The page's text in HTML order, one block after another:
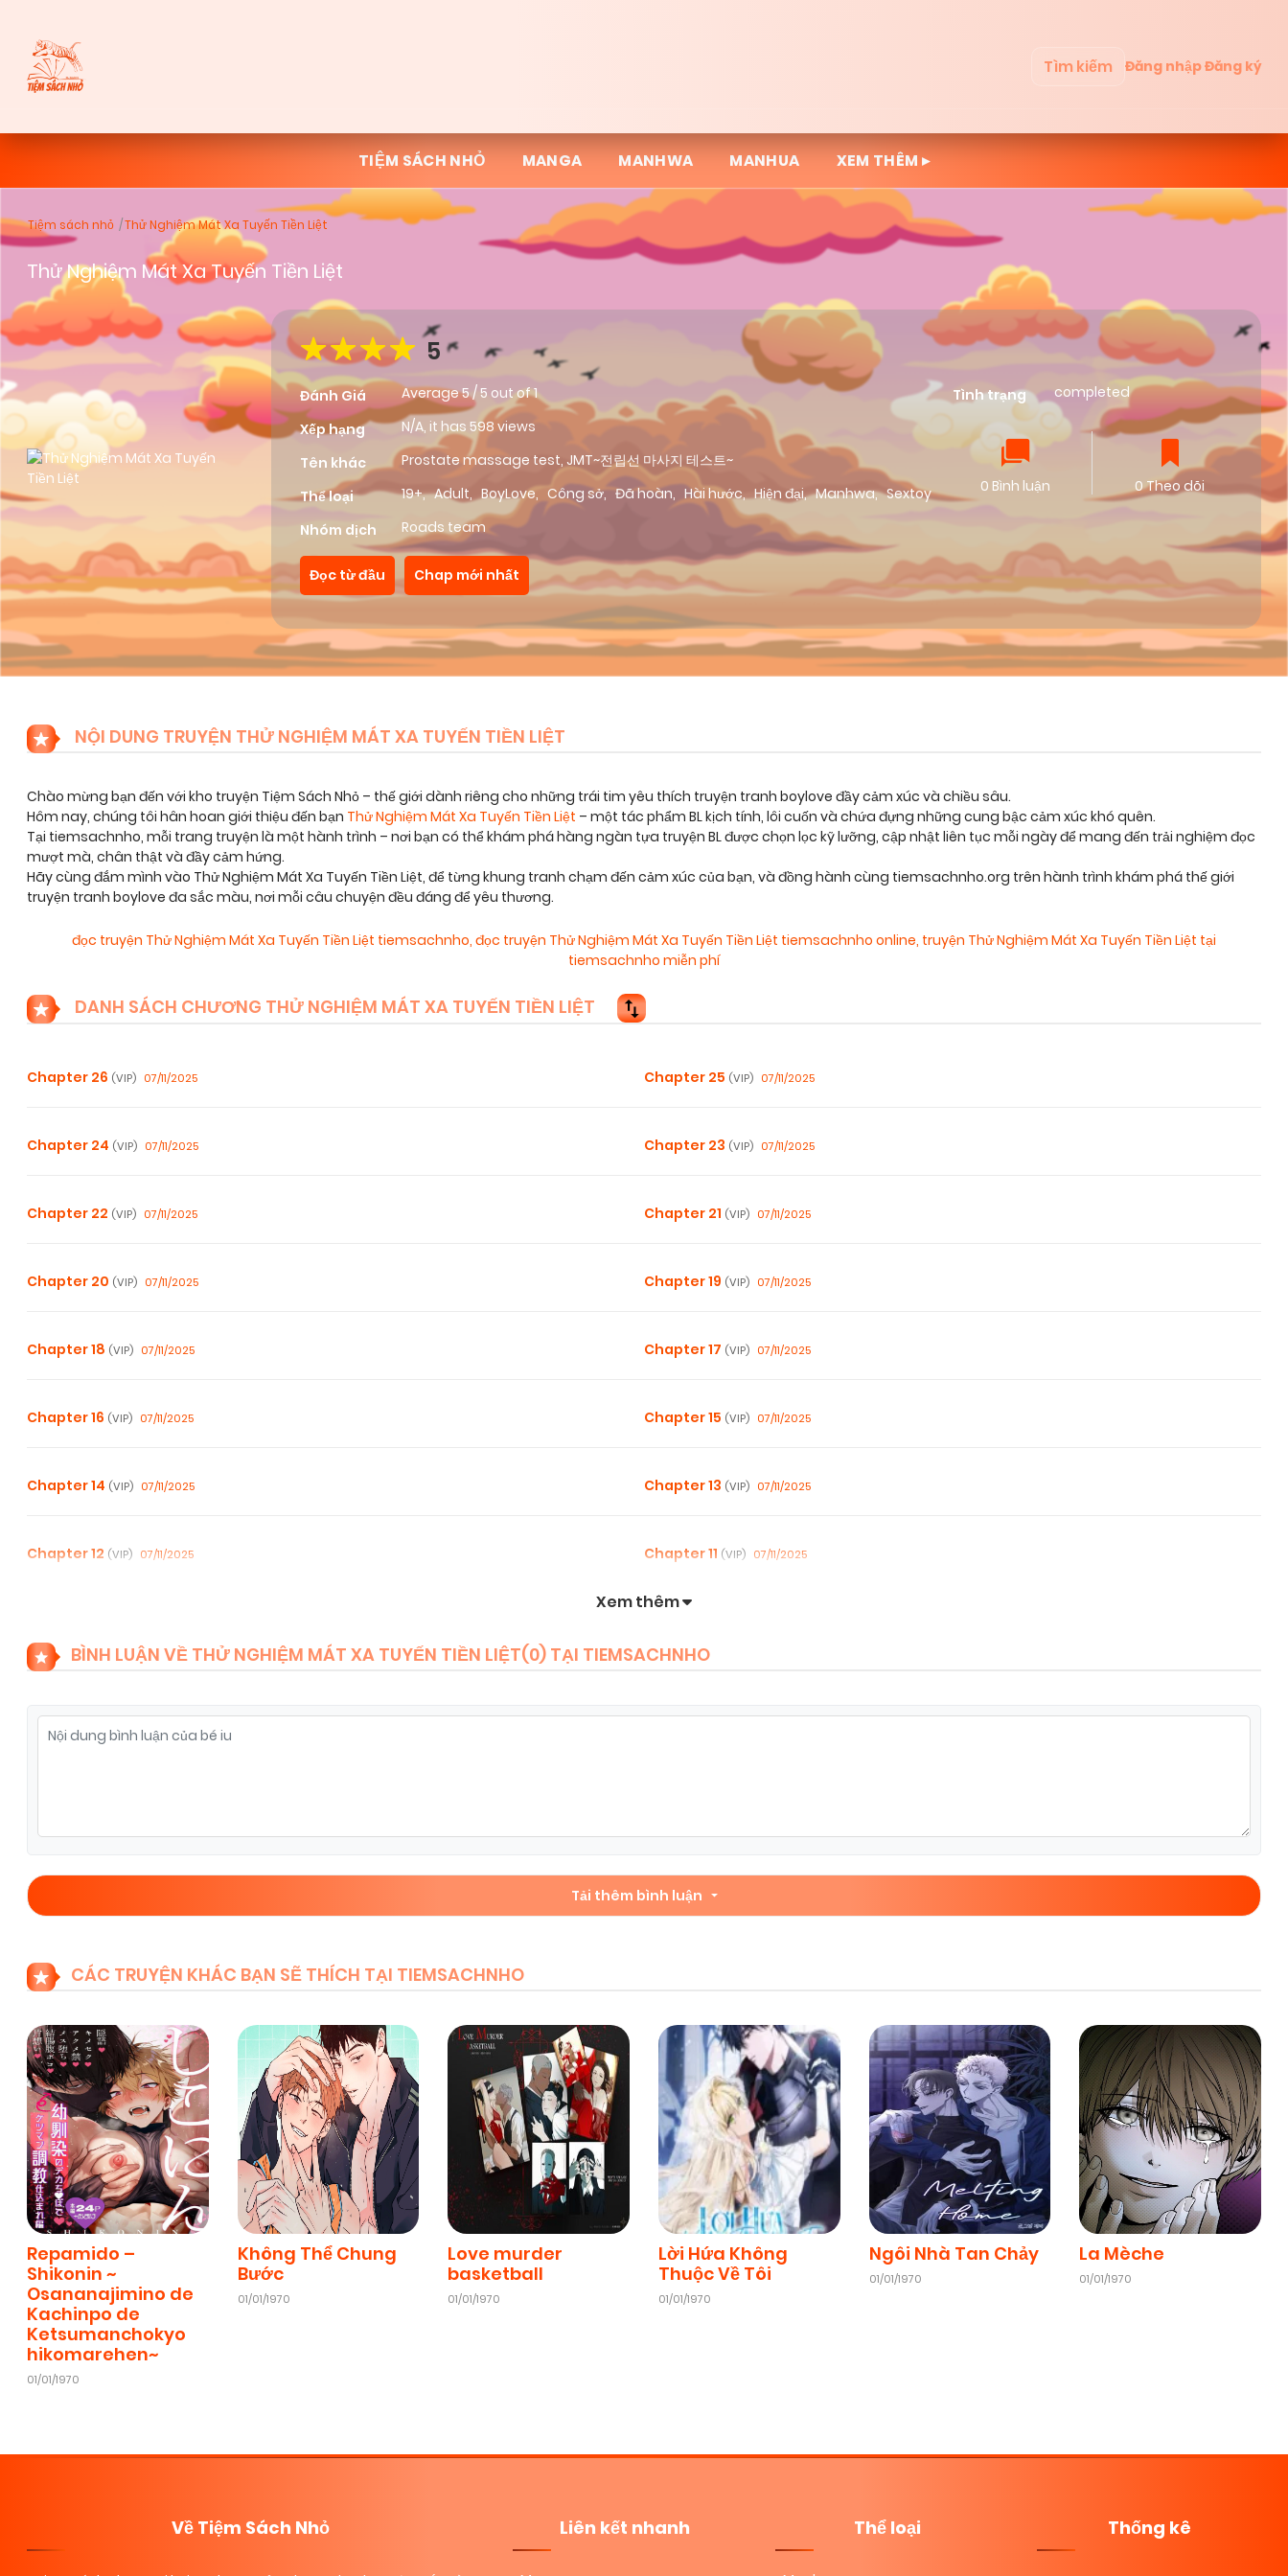
Tìm kiếm Đăng nhậpĐăng ký
TIỆM SÁCH NHỎ MANGA MANHWA MANHUA XEM THÊM ▸
Tiệm sách nhỏ Thử Nghiệm Mát Xa Tuyến Tiền Liệt
Thử Nghiệm Mát Xa Tuyến Tiền Liệt
5
Đánh Giá Average5/5 out of1
Xếp hạng
N/A, it has 598 views
Tên khác
Prostate massage test, JMT~전립선 마사지 테스트~
Thể loại
19+, Adult, BoyLove, Công sở, Đã hoàn, Hài hước, Hiện đại, Manhwa, Sextoy
Nhóm dịch
Roads team
Tình trạng completed
0 Bình luận 0 Theo dõi
Đọc từ đầu Chap mới nhất
NỘI DUNG TRUYỆN THỬ NGHIỆM MÁT XA TUYẾN TIỀN LIỆT
Chào mừng bạn đến với kho truyện Tiệm Sách Nhỏ – thế giới dành riêng cho những trái tim yêu thích truyện tranh boylove đầy cảm xúc và chiều sâu.
Hôm nay, chúng tôi hân hoan giới thiệu đến bạn Thử Nghiệm Mát Xa Tuyến Tiền Liệt – một tác phẩm BL kịch tính, lôi cuốn và chứa đựng những cung bậc cảm xúc khó quên.
Tại tiemsachnho, mỗi trang truyện là một hành trình – nơi bạn có thể khám phá hàng ngàn tựa truyện BL được chọn lọc kỹ lưỡng, cập nhật liên tục mỗi ngày để mang đến trải nghiệm đọc
mượt mà, chân thật và đầy cảm hứng.
Hãy cùng đắm mình vào Thử Nghiệm Mát Xa Tuyến Tiền Liệt, để từng khung tranh chạm đến cảm xúc của bạn, và đồng hành cùng tiemsachnho.org trên hành trình khám phá thế giới
truyện tranh boylove đa sắc màu, nơi mỗi câu chuyện đều đáng để yêu thương.
đọc truyện Thử Nghiệm Mát Xa Tuyến Tiền Liệt tiemsachnho, đọc truyện Thử Nghiệm Mát Xa Tuyến Tiền Liệt tiemsachnho online, truyện Thử Nghiệm Mát Xa Tuyến Tiền Liệt tại
tiemsachnho miễn phí
DANH SÁCH CHƯƠNG THỬ NGHIỆM MÁT XA TUYẾN TIỀN LIỆT
Chapter 26 (VIP) 07/11/2025 Chapter 25 (VIP) 07/11/2025
Chapter 24 (VIP) 07/11/2025 Chapter 23 (VIP) 07/11/2025
Chapter 22 (VIP) 07/11/2025 Chapter 21 (VIP) 07/11/2025
Chapter 20 (VIP) 07/11/2025 Chapter 19 (VIP) 07/11/2025
Chapter 18 (VIP) 07/11/2025 Chapter 17 (VIP) 07/11/2025
Chapter 16 (VIP) 07/11/2025 Chapter 15 (VIP) 07/11/2025
Chapter 14 (VIP) 07/11/2025 Chapter 13 (VIP) 07/11/2025
Chapter 12 (VIP) 07/11/2025 Chapter 11 (VIP) 07/11/2025
Chapter 2 Chapter 1(VIP)
Xem thêm
BÌNH LUẬN VỀ THỬ NGHIỆM MÁT XA TUYẾN TIỀN LIỆT(0) TẠI TIEMSACHNHO
Tải thêm bình luận
CÁC TRUYỆN KHÁC BẠN SẼ THÍCH TẠI TIEMSACHNHO
Repamido –
Shikonin ~
Osananajimino de
Kachinpo de
Ketsumanchokyo
hikomarehen~
01/01/1970
Không Thể Chung
Bước
01/01/1970
Love murder
basketball
01/01/1970
Lời Hứa Không
Thuộc Về Tôi
01/01/1970
Ngôi Nhà Tan Chảy
01/01/1970
La Mèche
01/01/1970
Về Tiệm Sách Nhỏ Liên kết nhanh Thể loại Thống kê